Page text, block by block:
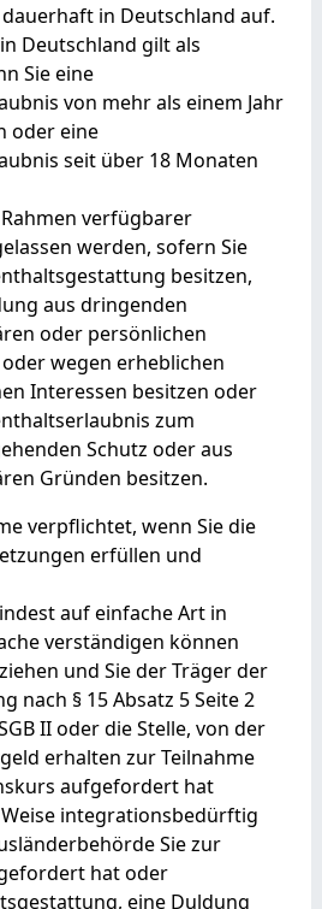
in Deutschland auf.
Deutschland gilt als
Sie eine
von mehr als einem Jahr
oder eine
seit über 18 Monaten
verfügbarer
werden, sofern Sie
besitzen,
aus dringenden
oder persönlichen
wegen erheblichen
Interessen besitzen oder
zum
Schutz oder aus
Gründen besitzen.
verpflichtet, wenn Sie die
erfüllen und
auf einfache Art in
verständigen können
und Sie der Träger der
nach § 15 Absatz 5 Seite 2
IIoder die Stelle, von der
erhalten zur Teilnahme
aufgefordert hat
integrationsbedürftig
Sie zur
hat oder
eine Duldung